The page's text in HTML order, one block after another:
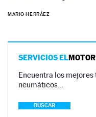
MARIO HERRÁEZ
SERVICIOS ELMOTOR
Encuentra los
neumáticos…
BUSCAR